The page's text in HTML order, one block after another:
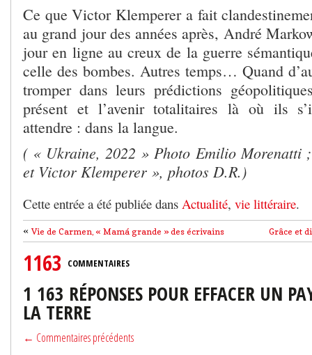
Ce que Victor Klemperer a fait
au grand jour des années après, André
jour en ligne au creux de la guerre
celle des bombes. Autres temps… Quand
tromper dans leurs prédictions
présent et l’avenir totalitaires là où ils
attendre : dans la langue.
( « Ukraine, 2022 » Photo Emilio Morenatti
et Victor Klemperer », photos D.R.)
Cette entrée a été publiée dans Actualité, vie littéraire.
Grâce et
« Vie de Carmen, « Mamá grande » des écrivains
1163 COMMENTAIRES
1 163 RÉPONSES POUR EFFACER UN
LA TERRE
← Commentaires précédents